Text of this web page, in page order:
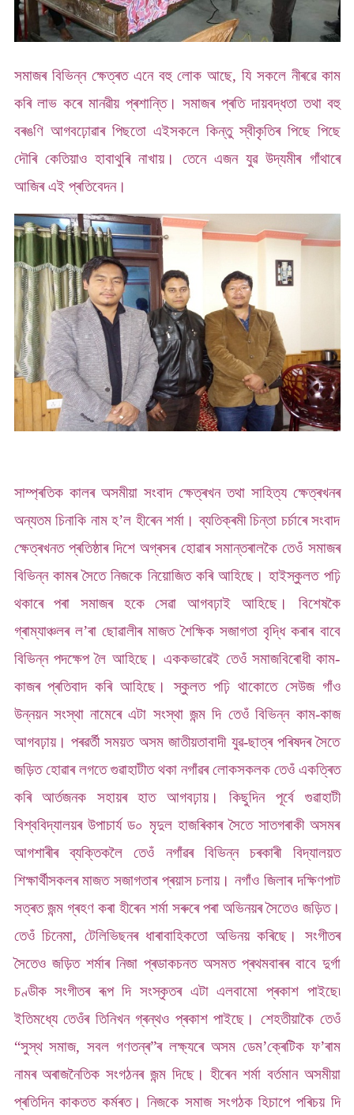
সমাজৰ বিভিন্ন ক্ষেত্ৰত এনে বহু লোক আছে, যি সকলে নীৰৱে কাম
কৰি লাভ কৰে মানৱীয় প্ৰশান্তি। সমাজৰ প্ৰতি দায়বদ্ধতা তথা বহু
বৰঙণি আগবঢ়োৱাৰ পিছতো এইসকলে কিন্তু স্বীকৃতিৰ পিছে পিছে
দৌৰি কেতিয়াও হাবাথুৰি নাখায়। তেনে এজন যুৱ উদ্যমীৰ গাঁথাৰে
আজিৰ এই প্ৰতিবেদন।
সাম্প্ৰতিক কালৰ অসমীয়া সংবাদ ক্ষেত্ৰখন তথা সাহিত্য ক্ষেত্ৰখনৰ
অন্যতম চিনাকি নাম হ’ল হীৰেন শৰ্মা। ব্যতিক্ৰমী চিন্তা চৰ্চাৰে সংবাদ
ক্ষেত্ৰখনত প্ৰতিষ্ঠাৰ দিশে অগ্ৰসৰ হোৱাৰ সমান্তৰালকৈ তেওঁ সমাজৰ
বিভিন্ন কামৰ সৈতে নিজকে নিয়োজিত কৰি আহিছে। হাইস্কুলত পঢ়ি
থকাৰে পৰা সমাজৰ হকে সেৱা আগবঢ়াই আহিছে। বিশেষকৈ
গ্ৰাম্যাঞ্চলৰ ল’ৰা ছোৱালীৰ মাজত শৈক্ষিক সজাগতা বৃদ্ধি কৰাৰ বাবে
বিভিন্ন পদক্ষেপ লৈ আহিছে। এককভাৱেই তেওঁ সমাজবিৰোধী কাম-
কাজৰ প্ৰতিবাদ কৰি আহিছে। স্কুলত পঢ়ি থাকোতে সেউজ গাঁও
উন্নয়ন সংস্থা নামেৰে এটা সংস্থা জন্ম দি তেওঁ বিভিন্ন কাম-কাজ
আগবঢ়ায়। পৰৱৰ্তী সময়ত অসম জাতীয়তাবাদী যুৱ-ছাত্ৰ পৰিষদৰ সৈতে
জড়িত হোৱাৰ লগতে গুৱাহাটীত থকা নগাঁৱৰ লোকসকলক তেওঁ একত্ৰিত
কৰি আৰ্তজনক সহায়ৰ হাত আগবঢ়ায়। কিছুদিন পূৰ্বে গুৱাহাটী
বিশ্ববিদ্যালয়ৰ উপাচাৰ্য ড০ মৃদুল হাজৰিকাৰ সৈতে সাতগৰাকী অসমৰ
আগশাৰীৰ ব্যক্তিকলৈ তেওঁ নগাঁৱৰ বিভিন্ন চৰকাৰী বিদ্যালয়ত
শিক্ষাৰ্থীসকলৰ মাজত সজাগতাৰ প্ৰয়াস চলায়। নগাঁও জিলাৰ দক্ষিণপাট
সত্ৰত জন্ম গ্ৰহণ কৰা হীৰেন শৰ্মা সৰুৰে পৰা অভিনয়ৰ সৈতেও জড়িত।
তেওঁ চিনেমা, টেলিভিছনৰ ধাৰাবাহিকতো অভিনয় কৰিছে। সংগীতৰ
সৈতেও জড়িত শৰ্মাৰ নিজা প্ৰডাকচনত অসমত প্ৰথমবাৰৰ বাবে দুৰ্গা
চণ্ডীক সংগীতৰ ৰূপ দি সংস্কৃতৰ এটা এলবামো প্ৰকাশ পাইছে৷
ইতিমধ্যে তেওঁৰ তিনিখন গ্ৰন্থও প্ৰকাশ পাইছে। শেহতীয়াকৈ তেওঁ
“সুস্থ সমাজ, সবল গণতন্ৰ”ৰ লক্ষ্যৰে অসম ডেম’ক্ৰেটিক ফ’ৰাম
নামৰ অৰাজনৈতিক সংগঠনৰ জন্ম দিছে। হীৰেন শৰ্মা বৰ্তমান অসমীয়া
প্ৰতিদিন কাকতত কৰ্মৰত। নিজকে সমাজ সংগঠক হিচাপে পৰিচয় দি